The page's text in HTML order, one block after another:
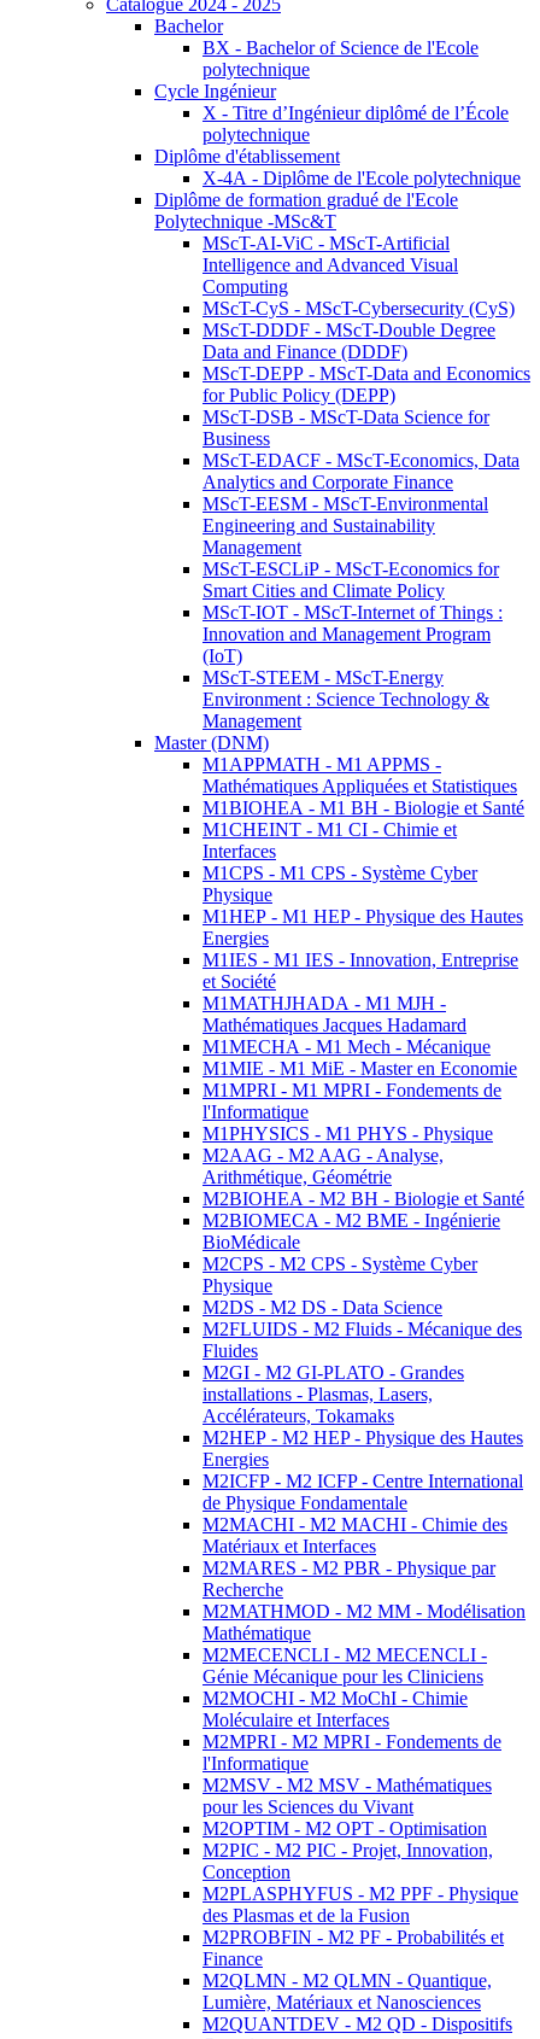
Catalogue 2024 - 2025
Bachelor
BX - Bachelor of Science de l'Ecole
polytechnique
Cycle Ingénieur
X - Titre d’Ingénieur diplômé de l’École
polytechnique
Diplôme d'établissement
X-4A - Diplôme de l'Ecole polytechnique
Diplôme de formation gradué de l'Ecole
Polytechnique -MSc&T
MScT-AI-ViC - MScT-Artificial
Intelligence and Advanced Visual
Computing
MScT-CyS - MScT-Cybersecurity (CyS)
MScT-DDDF - MScT-Double Degree
Data and Finance (DDDF)
MScT-DEPP - MScT-Data and Economics
for Public Policy (DEPP)
MScT-DSB - MScT-Data Science for
Business
MScT-EDACF - MScT-Economics, Data
Analytics and Corporate Finance
MScT-EESM - MScT-Environmental
Engineering and Sustainability
Management
MScT-ESCLiP - MScT-Economics for
Smart Cities and Climate Policy
MScT-IOT - MScT-Internet of Things :
Innovation and Management Program
(IoT)
MScT-STEEM - MScT-Energy
Environment : Science Technology &
Management
Master (DNM)
M1APPMATH - M1 APPMS -
Mathématiques Appliquées et Statistiques
M1BIOHEA - M1 BH - Biologie et Santé
M1CHEINT - M1 CI - Chimie et
Interfaces
M1CPS - M1 CPS - Système Cyber
Physique
M1HEP - M1 HEP - Physique des Hautes
Energies
M1IES - M1 IES - Innovation, Entreprise
et Société
M1MATHJHADA - M1 MJH -
Mathématiques Jacques Hadamard
M1MECHA - M1 Mech - Mécanique
M1MIE - M1 MiE - Master en Economie
M1MPRI - M1 MPRI - Fondements de
l'Informatique
M1PHYSICS - M1 PHYS - Physique
M2AAG - M2 AAG - Analyse,
Arithmétique, Géométrie
M2BIOHEA - M2 BH - Biologie et Santé
M2BIOMECA - M2 BME - Ingénierie
BioMédicale
M2CPS - M2 CPS - Système Cyber
Physique
M2DS - M2 DS - Data Science
M2FLUIDS - M2 Fluids - Mécanique des
Fluides
M2GI - M2 GI-PLATO - Grandes
installations - Plasmas, Lasers,
Accélérateurs, Tokamaks
M2HEP - M2 HEP - Physique des Hautes
Energies
M2ICFP - M2 ICFP - Centre International
de Physique Fondamentale
M2MACHI - M2 MACHI - Chimie des
Matériaux et Interfaces
M2MARES - M2 PBR - Physique par
Recherche
M2MATHMOD - M2 MM - Modélisation
Mathématique
M2MECENCLI - M2 MECENCLI -
Génie Mécanique pour les Cliniciens
M2MOCHI - M2 MoChI - Chimie
Moléculaire et Interfaces
M2MPRI - M2 MPRI - Fondements de
l'Informatique
M2MSV - M2 MSV - Mathématiques
pour les Sciences du Vivant
M2OPTIM - M2 OPT - Optimisation
M2PIC - M2 PIC - Projet, Innovation,
Conception
M2PLASPHYFUS - M2 PPF - Physique
des Plasmas et de la Fusion
M2PROBFIN - M2 PF - Probabilités et
Finance
M2QLMN - M2 QLMN - Quantique,
Lumière, Matériaux et Nanosciences
M2QUANTDEV - M2 QD - Dispositifs